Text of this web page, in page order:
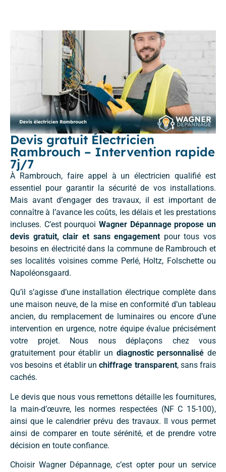
Devis gratuit Électricien
Rambrouch – Intervention rapide
7j/7
À Rambrouch, faire appel à un électricien qualifié est
essentiel pour garantir la sécurité de vos installations.
Mais avant d’engager des travaux, il est important de
connaître à l’avance les coûts, les délais et les prestations
incluses. C’est pourquoi Wagner Dépannage propose un
devis gratuit, clair et sans engagement pour tous vos
besoins en électricité dans la commune de Rambrouch et
ses localités voisines comme Perlé, Holtz, Folschette ou
Napoléonsgaard.
Qu’il s’agisse d’une installation électrique complète dans
une maison neuve, de la mise en conformité d’un tableau
ancien, du remplacement de luminaires ou encore d’une
intervention en urgence, notre équipe évalue précisément
votre projet. Nous nous déplaçons chez vous
gratuitement pour établir un diagnostic personnalisé de
vos besoins et établir unchiffrage transparent, sans frais
cachés.
Le devis que nous vous remettons détaille les fournitures,
la main-d’œuvre, les normes respectées (NF C 15-100),
ainsi que le calendrier prévu des travaux. Il vous permet
ainsi de comparer en toute sérénité, et de prendre votre
décision en toute confiance.
Choisir Wagner Dépannage, c’est opter pour un service